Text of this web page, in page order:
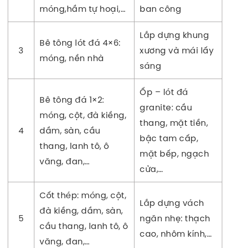
móng,hầm tự hoại,…
ban công
3
Bê tông lót đá 4×6:
móng, nền nhà
Lắp dựng khung
xương và mái lấy
sáng
4
Bê tông đá 1×2:
móng, cột, đà kiềng,
dầm, sàn, cầu
thang, lanh tô, ô
văng, đan,…
Ốp – lót đá
granite: cầu
thang, mặt tiền,
bậc tam cấp,
mặt bếp, ngạch
cửa,…
5
Cốt thép: móng, cột,
đà kiềng, dầm, sàn,
cầu thang, lanh tô, ô
văng, đan,…
Lắp dựng vách
ngăn nhẹ: thạch
cao, nhôm kính,…